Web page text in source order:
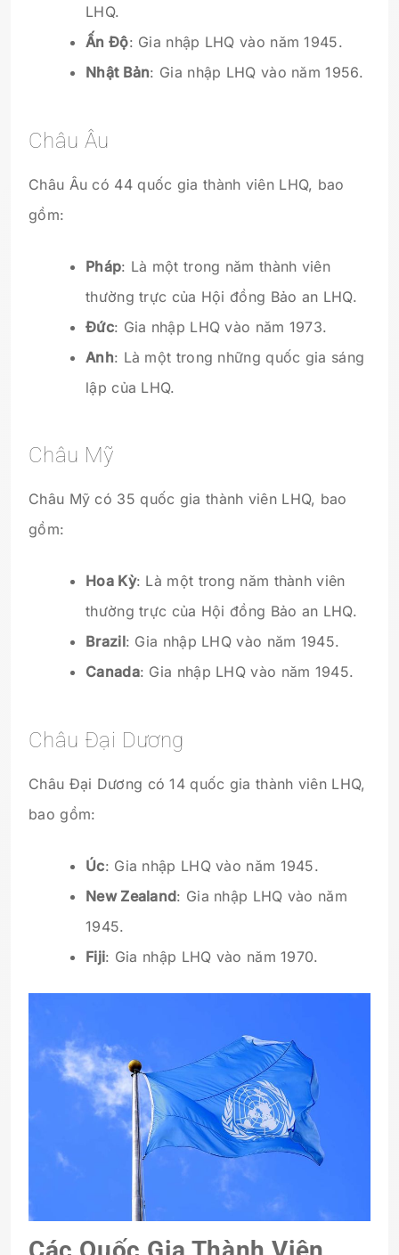
LHQ.
Ấn Độ: Gia nhập LHQ vào năm 1945.
Nhật Bản: Gia nhập LHQ vào năm 1956.
Châu Âu
Châu Âu có 44 quốc gia thành viên LHQ, bao
gồm:
Pháp: Là một trong năm thành viên
thường trực của Hội đồng Bảo an LHQ.
Đức: Gia nhập LHQ vào năm 1973.
Anh: Là một trong những quốc gia sáng
lập của LHQ.
Châu Mỹ
Châu Mỹ có 35 quốc gia thành viên LHQ, bao
gồm:
Hoa Kỳ: Là một trong năm thành viên
thường trực của Hội đồng Bảo an LHQ.
Brazil: Gia nhập LHQ vào năm 1945.
Canada: Gia nhập LHQ vào năm 1945.
Châu Đại Dương
Châu Đại Dương có 14 quốc gia thành viên LHQ,
bao gồm:
Úc: Gia nhập LHQ vào năm 1945.
New Zealand: Gia nhập LHQ vào năm
1945.
Fiji: Gia nhập LHQ vào năm 1970.